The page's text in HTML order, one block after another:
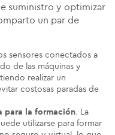
suministro y optimizar
un par de
sensores conectados a
de las máquinas y
realizar un
costosas paradas de
para la formación. La
utilizarse para formar